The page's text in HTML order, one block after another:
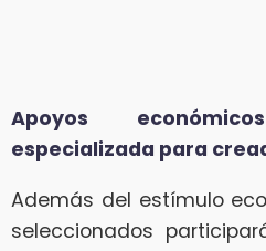
Apoyos
especializada para
Además del estímulo
seleccionados